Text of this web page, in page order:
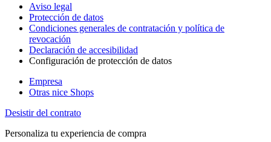
Aviso legal
Protección de datos
Condiciones generales de contratación y política de
revocación
Declaración de accesibilidad
Configuración de protección de datos
Empresa
Otras nice Shops
Desistir del contrato
Personaliza tu experiencia de compra